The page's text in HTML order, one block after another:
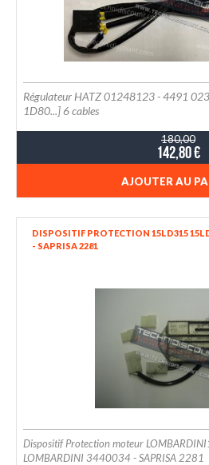
Régulateur HATZ 01248123 - 4491
1D80...] 6 cables
180,00
142,80 €
AJOUTER AU
DISPOSITIF PROTECTION 15LD315
- SAPRISA 2281
Dispositif Protection moteur
LOMBARDINI 3440034 - SAPRISA 2281